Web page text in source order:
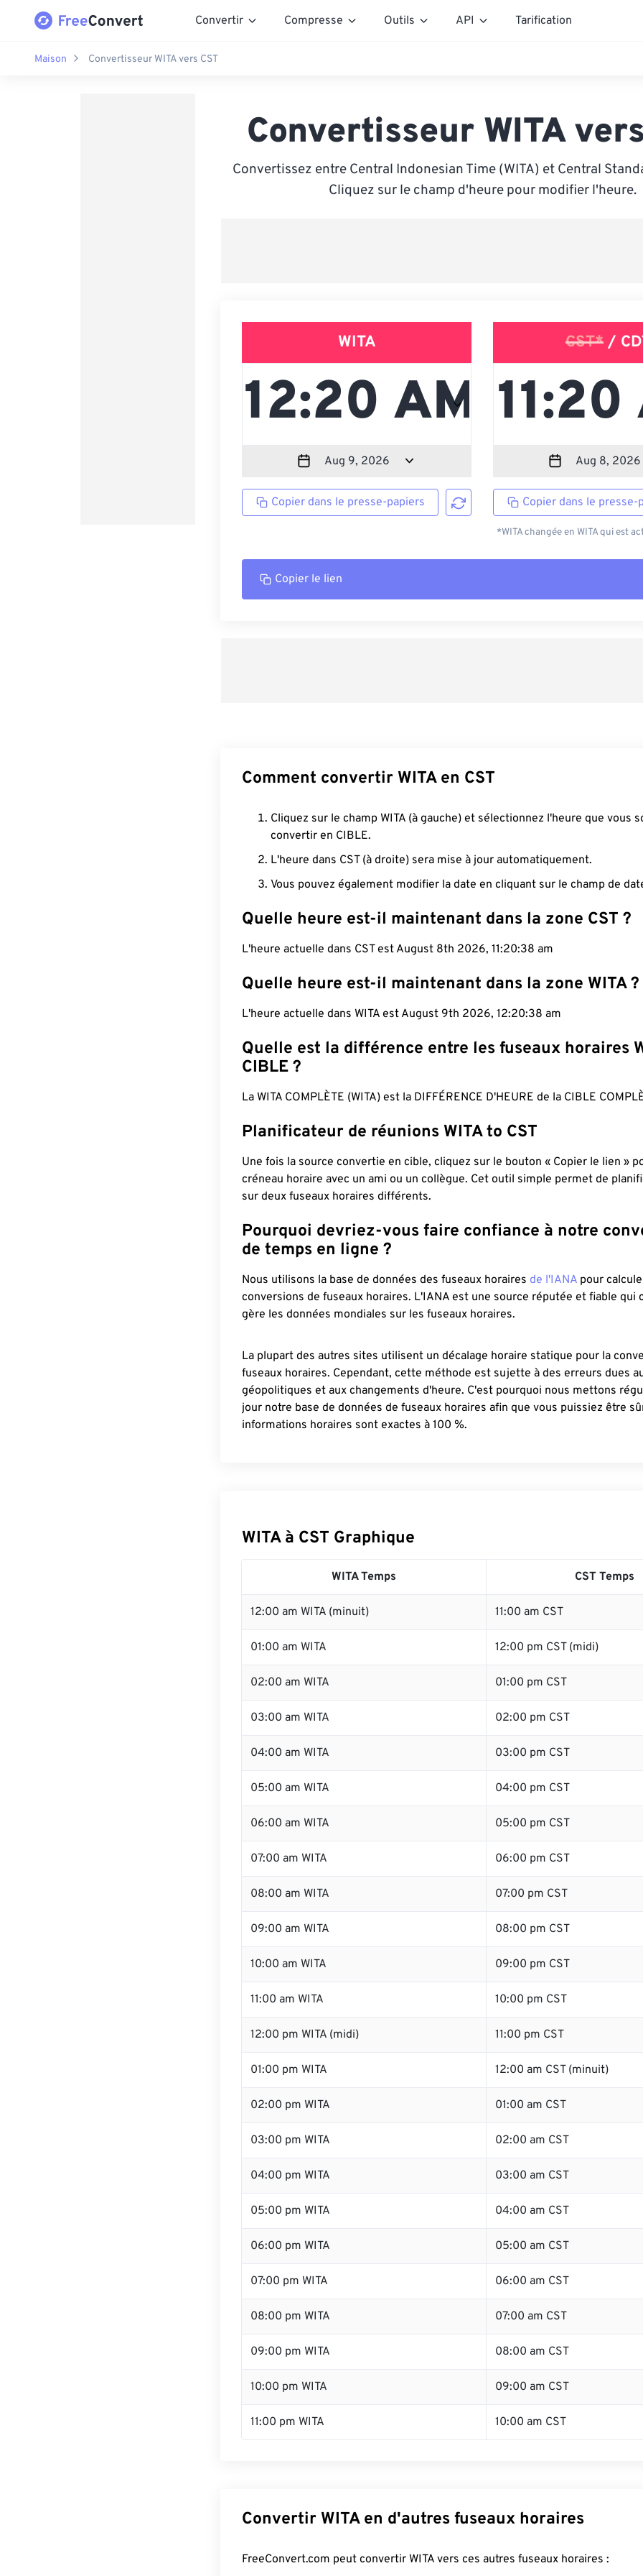
Convertir Compresse Outils API Tarification
Maison Convertisseur WITA vers CST
Convertisseur WITA
Convertissez entre Central Indonesian Time (WITA) et Central
Cliquez sur le champ d'heure pour modifier l'heure.
WITA
Copier dans le presse-papiers
CST*/
Copier dans le presse-
*WITA changée en WITA qui est
Copier le lien
Comment convertir WITA en CST
Cliquez sur le champ WITA (à gauche) et sélectionnez l'heure que vous
convertir en CIBLE.
L'heure dans CST (à droite) sera mise à jour automatiquement.
Vous pouvez également modifier la date en cliquant sur le champ de
Quelle heure est-il maintenant dans la zone CST ?
L'heure actuelle dans CST est August 8th 2026, 11:20:39 am
Quelle heure est-il maintenant dans la zone WITA ?
L'heure actuelle dans WITA est August 9th 2026, 12:20:39 am
Quelle est la différence entre les fuseaux horaires
CIBLE ?
La WITA COMPLÈTE (WITA) est la DIFFÉRENCE D'HEURE de la CIBLE
Planificateur de réunions WITA to CST
Une fois la source convertie en cible, cliquez sur le bouton « Copier le lien »
créneau horaire avec un ami ou un collègue. Cet outil simple permet de
sur deux fuseaux horaires différents.
Pourquoi devriez-vous faire confiance à notre
de temps en ligne ?
Nous utilisons la base de données des fuseaux horaires de l'IANA pour
conversions de fuseaux horaires. L'IANA est une source réputée et fiable qui
gère les données mondiales sur les fuseaux horaires.
La plupart des autres sites utilisent un décalage horaire statique pour la
fuseaux horaires. Cependant, cette méthode est sujette à des erreurs dues
géopolitiques et aux changements d'heure. C'est pourquoi nous mettons
jour notre base de données de fuseaux horaires afin que vous puissiez être
informations horaires sont exactes à 100 %.
WITA à CST Graphique
WITA Temps CST Temps
12:00 am WITA (minuit) 11:00 am CST
01:00 am WITA 12:00 pm CST (midi)
02:00 am WITA 01:00 pm CST
03:00 am WITA 02:00 pm CST
04:00 am WITA 03:00 pm CST
05:00 am WITA 04:00 pm CST
06:00 am WITA 05:00 pm CST
07:00 am WITA 06:00 pm CST
08:00 am WITA 07:00 pm CST
09:00 am WITA 08:00 pm CST
10:00 am WITA 09:00 pm CST
11:00 am WITA 10:00 pm CST
12:00 pm WITA (midi) 11:00 pm CST
01:00 pm WITA 12:00 am CST (minuit)
02:00 pm WITA 01:00 am CST
03:00 pm WITA 02:00 am CST
04:00 pm WITA 03:00 am CST
05:00 pm WITA 04:00 am CST
06:00 pm WITA 05:00 am CST
07:00 pm WITA 06:00 am CST
08:00 pm WITA 07:00 am CST
09:00 pm WITA 08:00 am CST
10:00 pm WITA 09:00 am CST
11:00 pm WITA 10:00 am CST
Convertir WITA en d'autres fuseaux horaires
FreeConvert.com peut convertir WITA vers ces autres fuseaux horaires :